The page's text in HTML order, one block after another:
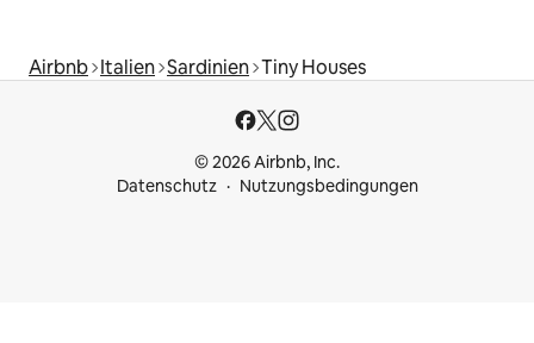
Airbnb Italien Sardinien Tiny Houses
© 2026 Airbnb, Inc.
Datenschutz
Nutzungsbedingungen